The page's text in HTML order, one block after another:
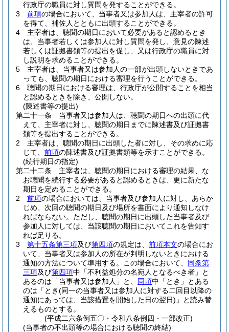
行政庁の職員に対し質問を発することができる。
3
前項の場合において、当事者又は参加人は、主宰者の許可
を得て、補佐人とともに出頭することができる。
4
主宰者は、聴聞の期日において必要があると認めるとき
は、当事者若しくは参加人に対し質問を発し、意見の陳述
若しくは証拠書類等の提出を促し、又は行政庁の職員に対
し説明を求めることができる。
5
主宰者は、当事者又は参加人の一部が出頭しないときであ
っても、聴聞の期日における審理を行うことができる。
6
聴聞の期日における審理は、行政庁が公開することを相当
と認めるときを除き、公開しない。
(陳述書等の提出)
第二十一条
当事者又は参加人は、聴聞の期日への出頭に代
えて、主宰者に対し、聴聞の期日までに陳述書及び証拠書
類等を提出することができる。
2
主宰者は、聴聞の期日に出頭した者に対し、その求めに応
じて、 前項の陳述書及び証拠書類等を示すことができる。
(続行期日の指定)
第二十二条
主宰者は、聴聞の期日における審理の結果、な
お聴聞を続行する必要があると認めるときは、更に新たな
期日を定めることができる。
2
前項の場合においては、当事者及び参加人に対し、あらか
じめ、次回の聴聞の期日及び場所を書面により通知しなけ
ればならない。 ただし、聴聞の期日に出頭した当事者及び
参加人に対しては、当該聴聞の期日においてこれを告知す
れば足りる。
3
第十五条第三項及び第四項の規定は、 前項本文の場合にお
いて、当事者又は参加人の所在が判明しないときにおける
通知の方法について準用する。
この場合において、 同条第
三項及び第四項中「不利益処分の名宛人となるべき者」と
あるのは「当事者又は参加人」と、 同項中「とき」とある
のは「とき(同一の当事者又は参加人に対する二回目以降の
通知にあっては、当該措置を開始した日の翌日) 」と読み替
えるものとする。
(平成二六条例五〇・令和八条例四・一部改正)
(当事者の不出頭等の場合における聴聞の終結)